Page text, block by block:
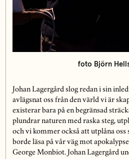
foto Björn
Johan Lagergård slog redan i sin
avlägsnat oss från den värld vi är
existerar bara på en begränsad
plundrar naturen med raska steg,
och vi kommer också att utplåna
borde läsa på vår väg mot
George Monbiot. Johan Lagergård